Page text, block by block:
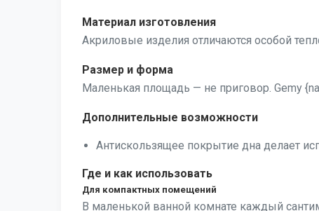
Материал изготовления
Акриловые изделия отличаются особой
Размер и форма
Маленькая площадь — не приговор. Gemy
Дополнительные возможности
Антискользящее покрытие дна делает
Где и как использовать
Для компактных помещений
В маленькой ванной комнате каждый